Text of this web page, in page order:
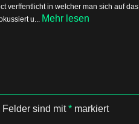
verffentlicht in welcher man sich auf das
u... Mehr lesen
Felder sind mit* markiert